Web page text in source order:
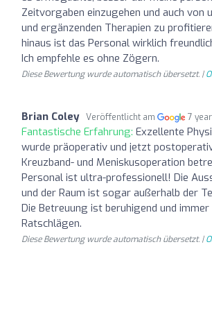
Zeitvorgaben einzugehen und auch von
und ergänzenden Therapien zu
hinaus ist das Personal wirklich
Ich empfehle es ohne Zögern.
Diese Bewertung wurde automatisch übersetzt. |
Brian Coley Veröffentlicht am 7
Fantastische Erfahrung: Exzellente
wurde präoperativ und jetzt
Kreuzband- und Meniskusoperation
Personal ist ultra-professionell! Die
und der Raum ist sogar außerhalb der
Die Betreuung ist beruhigend und
Ratschlägen.
Diese Bewertung wurde automatisch übersetzt. |